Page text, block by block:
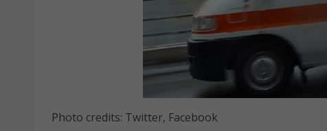
Photo credits: Twitter, Facebook